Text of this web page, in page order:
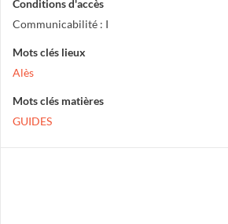
Conditions d'accès
Communicabilité : I
Mots clés lieux
Alès
Mots clés matières
GUIDES